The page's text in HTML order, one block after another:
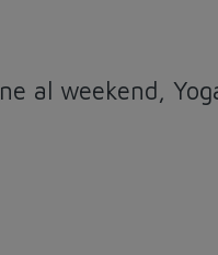
al weekend,